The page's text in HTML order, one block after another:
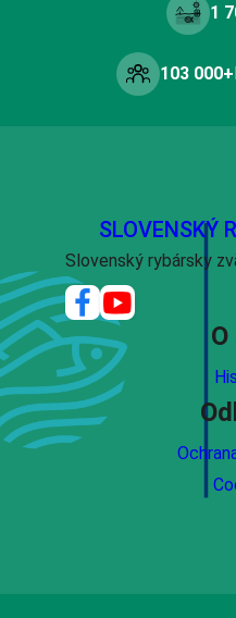
1
103 000+
SLOVENSKÝ
Slovenský rybársky